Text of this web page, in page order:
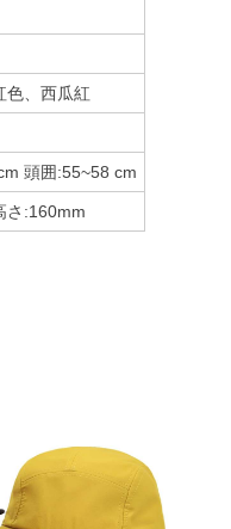
色、西瓜紅
頭囲:55~58 cm
さ:160mm